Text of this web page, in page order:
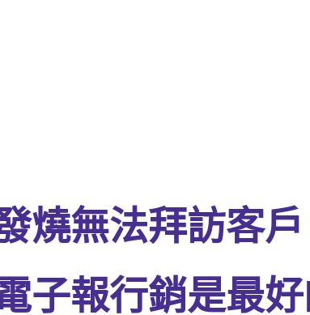
燒無法拜訪客
子報行銷是最